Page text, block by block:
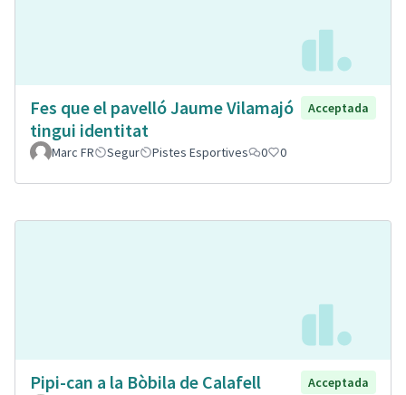
Fes que el pavelló Jaume Vilamajó
tingui identitat
Acceptada
Marc FR Segur Pistes Esportives 0 0
Pipi-can a la Bòbila de Calafell
Acceptada